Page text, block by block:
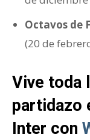
Octavos de
(20 de
Vive toda
partidazo
Inter con